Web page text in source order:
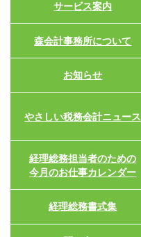
サービス案内
森会計事務所について
お知らせ
やさしい税務会計ニュース
経理総務担当者のための
今月のお仕事カレンダー
経理総務書式集